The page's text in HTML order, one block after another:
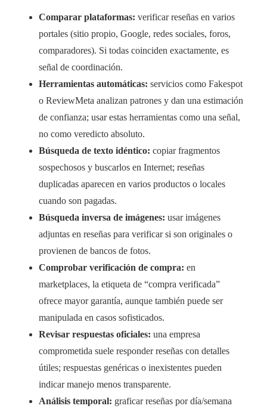
Comparar plataformas: verificar reseñas en varios
portales (sitio propio, Google, redes sociales, foros,
comparadores). Si todas coinciden exactamente, es
señal de coordinación.
Herramientas automáticas: servicios como Fakespot
o ReviewMeta analizan patrones y dan una estimación
de confianza; usar estas herramientas como una señal,
no como veredicto absoluto.
Búsqueda de texto idéntico: copiar fragmentos
sospechosos y buscarlos en Internet; reseñas
duplicadas aparecen en varios productos o locales
cuando son pagadas.
Búsqueda inversa de imágenes: usar imágenes
adjuntas en reseñas para verificar si son originales o
provienen de bancos de fotos.
Comprobar verificación de compra: en
marketplaces, la etiqueta de “compra verificada”
ofrece mayor garantía, aunque también puede ser
manipulada en casos sofisticados.
Revisar respuestas oficiales: una empresa
comprometida suele responder reseñas con detalles
útiles; respuestas genéricas o inexistentes pueden
indicar manejo menos transparente.
Análisis temporal: graficar reseñas por día/semana